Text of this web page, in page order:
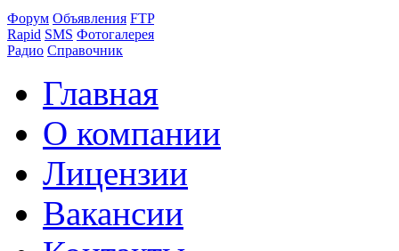
Форум Объявления FTP
Rapid SMS Фотогалерея
Радио Справочник
Главная
О компании
Лицензии
Вакансии